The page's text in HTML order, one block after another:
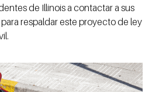
de Illinois a contactar a sus
respaldar este proyecto de ley